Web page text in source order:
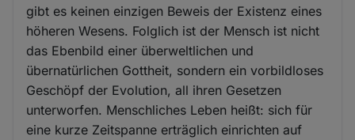
gibt es keinen einzigen Beweis der Existenz eines
höheren Wesens. Folglich ist der Mensch ist nicht
das Ebenbild einer überweltlichen und
übernatürlichen Gottheit, sondern ein vorbildloses
Geschöpf der Evolution, all ihren Gesetzen
unterworfen. Menschliches Leben heißt: sich für
eine kurze Zeitspanne erträglich einrichten auf